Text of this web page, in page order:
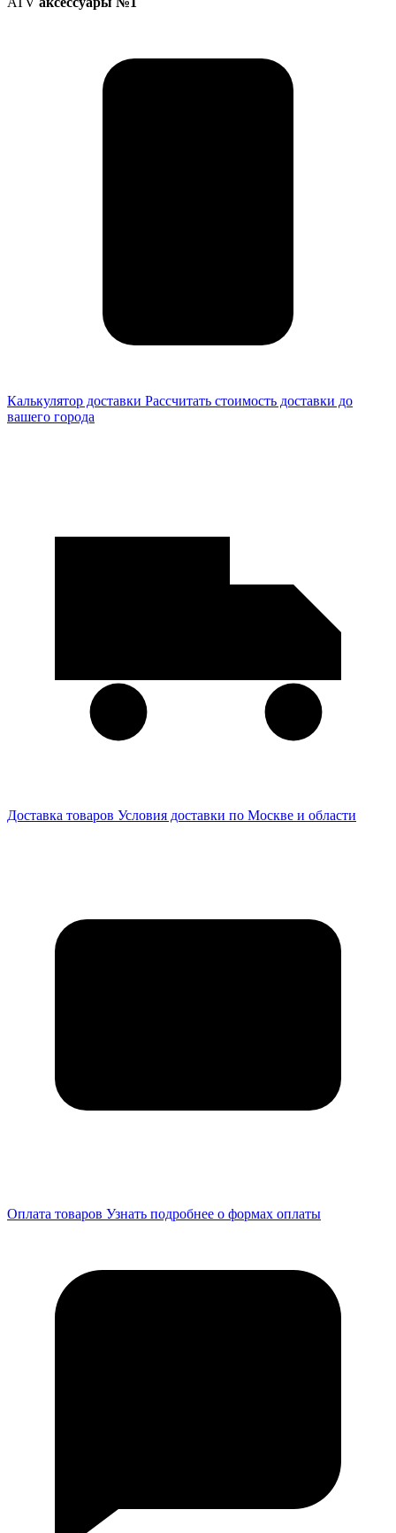
Калькулятор доставки Рассчитать стоимость доставки до
вашего города
Доставка товаров Условия доставки по Москве и области
Оплата товаров Узнать подробнее о формах оплаты